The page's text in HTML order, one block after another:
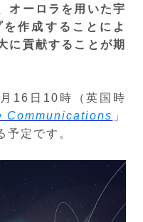
オーロラを用いた宇
作成することによ
に貢献することが期
16日10時（英国時
Communications 」
予定です。